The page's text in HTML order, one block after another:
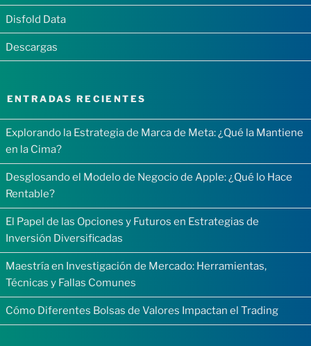
Disfold Data
Descargas
ENTRADAS RECIENTES
Explorando la Estrategia de Marca de Meta: ¿Qué la Mantiene
en la Cima?
Desglosando el Modelo de Negocio de Apple: ¿Qué lo Hace
Rentable?
El Papel de las Opciones y Futuros en Estrategias de
Inversión Diversificadas
Maestría en Investigación de Mercado: Herramientas,
Técnicas y Fallas Comunes
Cómo Diferentes Bolsas de Valores Impactan el Trading